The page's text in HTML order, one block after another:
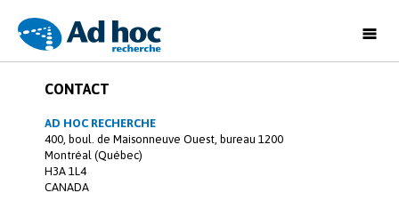
Ad
Recherche
CONTACT
AD HOC RECHERCHE
400, boul. de Maisonneuve Ouest, bureau 1200
Montréal (Québec)
H3A 1L4
CANADA